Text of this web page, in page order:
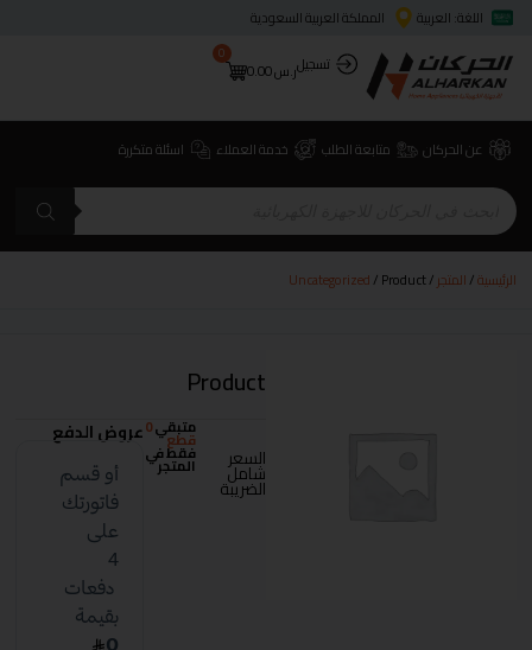
اللغة: العربية
المملكة العربية السعودية
تسجيلر.س0.00
0
عن الحركان متابعة الطلب خدمة العملاء اسئلة متكررة
الرئيسية/المتجر/
Uncategorized/ Product
Product
السعر
شامل
الضريبة
متبقي0
قطع
فقط في
المتجر
عروض الدفع